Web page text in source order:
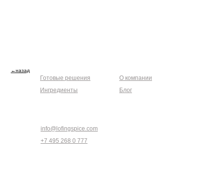
←назад
Готовые решения
Ингредиенты
О компании
Блог
info@lofingspice.com
+7 495 268 0 777